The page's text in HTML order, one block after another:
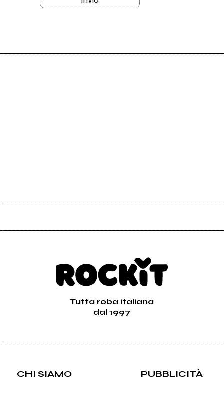
Tutta roba italiana
dal 1997
CHI SIAMO PUBBLICITÀ